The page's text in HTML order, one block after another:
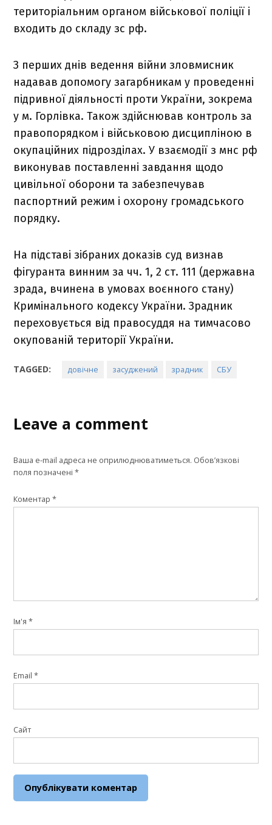
територіальним органом військової поліції і
входить до складу зс рф.
З перших днів ведення війни зловмисник
надавав допомогу загарбникам у проведенні
підривної діяльності проти України, зокрема
у м. Горлівка. Також здійснював контроль за
правопорядком і військовою дисципліною в
окупаційних підрозділах. У взаємодії з мнс рф
виконував поставленні завдання щодо
цивільної оборони та забезпечував
паспортний режим і охорону громадського
порядку.
На підставі зібраних доказів суд визнав
фігуранта винним за чч. 1, 2 ст. 111 (державна
зрада, вчинена в умовах воєнного стану)
Кримінального кодексу України. Зрадник
переховується від правосуддя на тимчасово
окупованій території України.
TAGGED: довічне засуджений зрадник СБУ
Leave a comment
Ваша e-mail адреса не оприлюднюватиметься. Обов’язкові
поля позначені*
Коментар*
Ім'я*
Email*
Сайт